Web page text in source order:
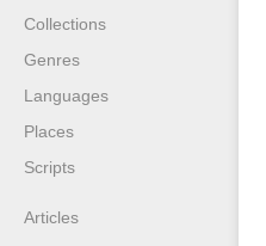
Collections
Genres
Languages
Places
Scripts
Articles